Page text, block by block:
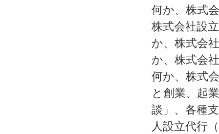
何か、株式
株式会社設
か、株式会
か、株式会
何か、株式
と創業、起
談」、各種
人設立代行